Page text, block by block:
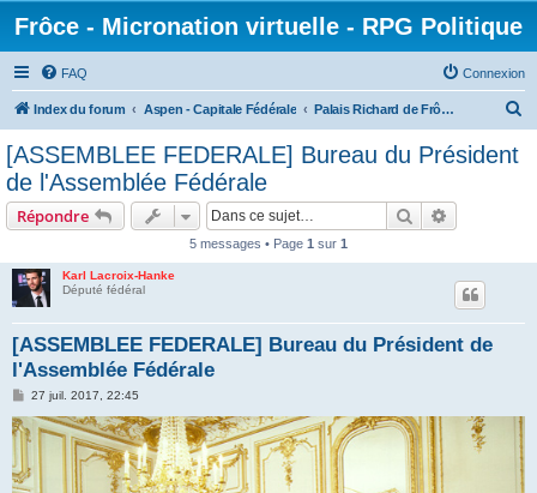
Frôce - Micronation virtuelle - RPG Politique
FAQ Connexion
Index du forum Aspen - Capitale Fédérale Palais Richard de Frôce - Assemblée Fédérale
[ASSEMBLEE FEDERALE] Bureau du Président
de l'Assemblée Fédérale
Répondre Rechercher
5 messages • Page 1 sur 1
Karl Lacroix-Hanke
Député fédéral
[ASSEMBLEE FEDERALE] Bureau du Président de
l'Assemblée Fédérale
M
s
g
e
27 juil. 2017, 22:45